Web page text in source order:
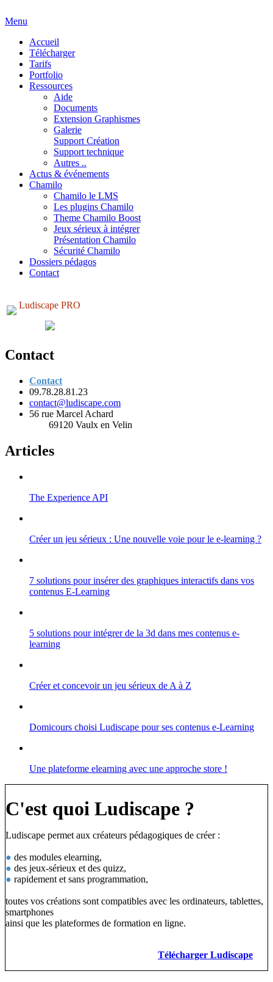
Menu
Accueil
Télécharger
Tarifs
Portfolio
Ressources
Aide
Documents
Extension Graphismes
Galerie
Support Création
Support technique
Autres ..
Actus & événements
Chamilo
Chamilo le LMS
Les plugins Chamilo
Theme Chamilo Boost
Jeux sérieux à intégrer
Présentation Chamilo
Sécurité Chamilo
Dossiers pédagos
Contact
Ludiscape PRO
Contact
Contact
09.78.28.81.23
contact@ludiscape.com
56 rue Marcel Achard
69120 Vaulx en Velin
Articles
The Experience API
Créer un jeu sérieux : Une nouvelle voie pour le e-learning ?
7 solutions pour insérer des graphiques interactifs dans vos
contenus E-Learning
5 solutions pour intégrer de la 3d dans mes contenus e-
learning
Créer et concevoir un jeu sérieux de A à Z
Domicours choisi Ludiscape pour ses contenus e-Learning
Une plateforme elearning avec une approche store !
C'est quoi Ludiscape ?
Ludiscape permet aux créateurs pédagogiques de créer :
● des modules elearning,
● des jeux-sérieux et des quizz,
● rapidement et sans programmation,
toutes vos créations sont compatibles avec les ordinateurs, tablettes,
smartphones
ainsi que les plateformes de formation en ligne.
Télécharger Ludiscape